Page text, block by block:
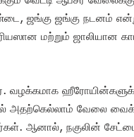
ஜங்கு ஜங்கு நடனம்
மற்றும் ஜாலியான
வழக்கமாக
அதற்கெல்லாம் வேலை
ஆனால், நகுலின்